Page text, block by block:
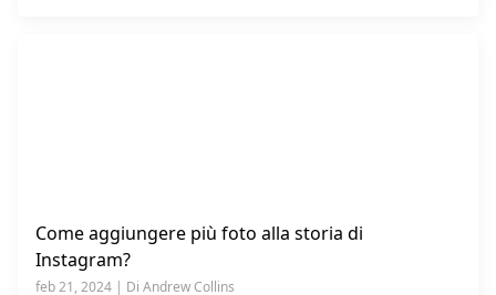
Come aggiungere più foto alla storia di
Instagram?
feb 21, 2024 | Di Andrew Collins